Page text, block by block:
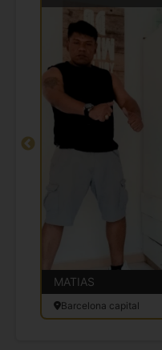
MATIAS
Barcelona capital